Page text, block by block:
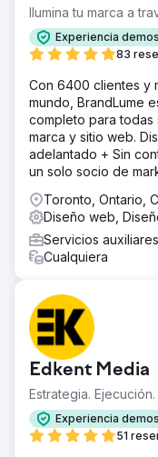
Ilumina tu marca a
Experiencia
83
Con 6400 clientes y
mundo, BrandLume
completo para todas
marca y sitio web.
adelantado + Sin
un solo socio de
Toronto, Ontario,
Diseño web,
Servicios
Cualquiera
Edkent Media
Estrategia. Ejecución.
Experiencia
51